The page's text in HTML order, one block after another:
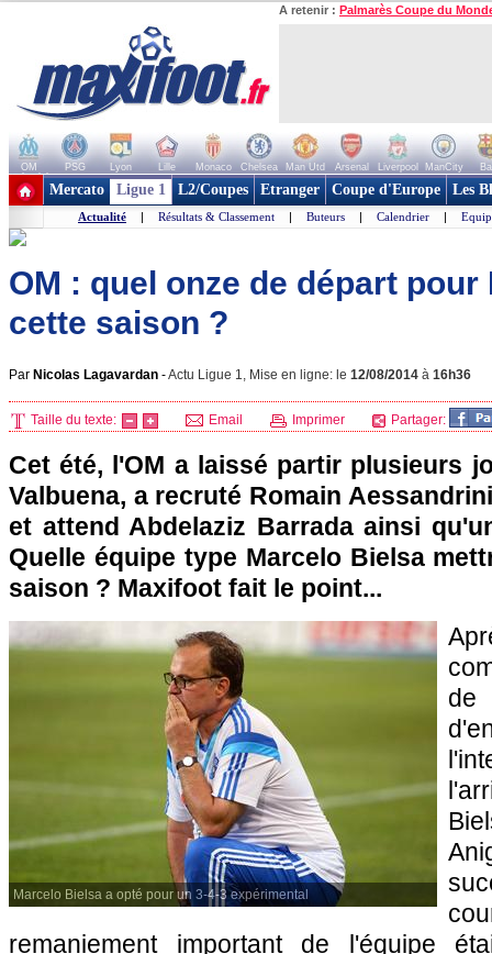
A retenir : Palmarès Coupe du
OM PSG Lyon Lille Monaco Chelsea Man Utd Arsenal Liverpool ManCity
+ de clubs
Mercato Ligue 1 L2/Coupes Etranger Coupe d'Europe Les
Actualité | Résultats & Classement | Buteurs | Calendrier |
OM : quel onze de départ
cette saison ?
Par Nicolas Lagavardan -Actu Ligue 1, Mise en ligne: le 12/08/2014 à 16h36
Taille du texte: Email Imprimer Partager:
Cet été, l'OM a laissé partir plusieurs
Valbuena, a recruté Romain
et attend Abdelaziz Barrada ainsi
Quelle équipe type Marcelo Bielsa
saison ? Maxifoot fait le point...
Marcelo Bielsa a opté pour un 3-4-3 expérimental
de
remaniement important de l'équipe